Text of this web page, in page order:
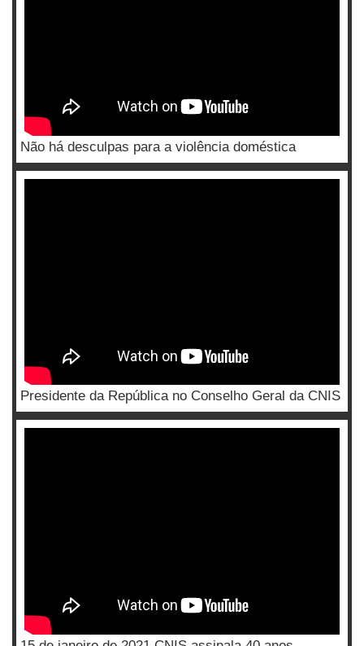
Não há desculpas para a violência doméstica
Presidente da República no Conselho Geral da CNIS